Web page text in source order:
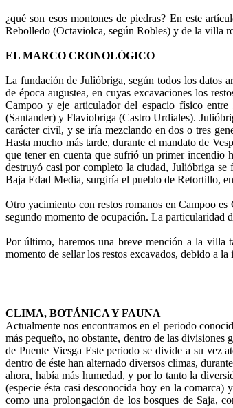
¿qué son esos montones de piedras? En este
Rebolledo (Octaviolca, según Robles) y de la villa
EL MARCO CRONOLÓGICO
La fundación de Julióbriga, según todos los datos
de época augustea, en cuyas excavaciones los
Campoo y eje articulador del espacio físico entre
(Santander) y Flaviobriga (Castro Urdiales).
carácter civil, y se iría mezclando en dos o tres
Hasta mucho más tarde, durante el mandato de
que tener en cuenta que sufrió un primer incendio
destruyó casi por completo la ciudad, Julióbriga se
Baja Edad Media, surgiría el pueblo de Retortillo,
Otro yacimiento con restos romanos en Campoo
segundo momento de ocupación. La particularidad
Por último, haremos una breve mención a la villa
momento de sellar los restos excavados, debido a
CLIMA, BOTÁNICA Y FAUNA
Actualmente nos encontramos en el periodo
más pequeño, no obstante, dentro de las
de Puente Viesga Este periodo se divide a su vez
dentro de éste han alternado diversos climas,
ahora, había más humedad, y por lo tanto la
(especie ésta casi desconocida hoy en la
como una prolongación de los bosques de Saja,